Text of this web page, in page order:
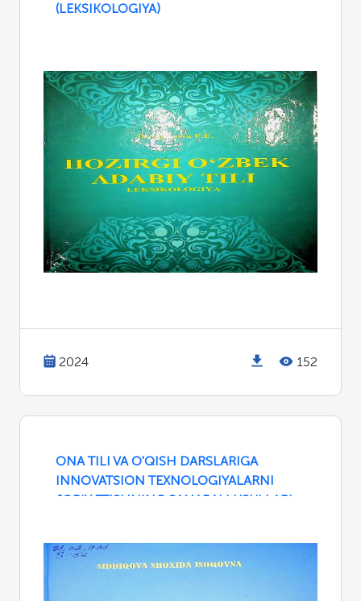
(LEKSIKOLOGIYA)
2024 152
ONA TILI VA O'QISH DARSLARIGA
INNOVATSION TEXNOLOGIYALARNI
JORIY ETISHNING SAMARALI USULLARI